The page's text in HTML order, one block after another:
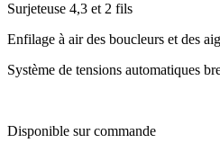
Surjeteuse 4,3 et 2 fils
Enfilage à air des boucleurs et des
Système de tensions automatiques
Disponible sur commande